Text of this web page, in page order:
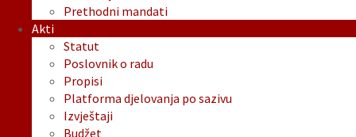
Prethodni mandati
Akti
Statut
Poslovnik o radu
Propisi
Platforma djelovanja po sazivu
Izvještaji
Budžet